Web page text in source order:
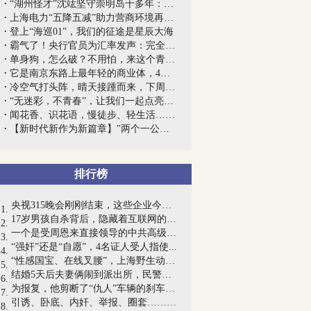
“湖州怪才”沈竑坚守崇明岛十多年：喂乌...
上海电力“五降五减”助力营商环境再升级...
登上“海巡01”，我们的征途是星辰大海
霸气了！央行官员为汇率发声：完全有能力...
单身狗，怎么破？不用怕，来这个青年人才...
它是南京东路上最年轻的商业体，4周年生...
冷空气打头阵，晴天接踵而来，下周中上海...
“无迷彩，不青春”，让我们一起点亮青春...
闻花香、识花语，慢徒步、轻生活……原来...
【新时代新作为新篇章】"两个一公里"的创...
排行榜
央视315晚会刚刚结束，这些企业今晚别想...
17岁男孩自杀背后，隐藏着互联网的巨大黑洞
一个是受周恩来直接领导的中共高级女特工...
“强奸”还是“自愿”，4名证人受人指使...
“性感国宝、在线叉腰”，上海野生动物园...
结婚5天后夫妻俩闹到派出所，民警一查发...
为报复，他剪断了“仇人”车辆的刹车油管！
引诱、卧底、内奸、举报、圈套……浴场内...